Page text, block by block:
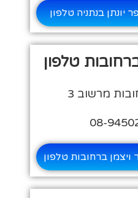
בנתניה טלפון
טלפון
מרשוב 3
ברחובות טלפון